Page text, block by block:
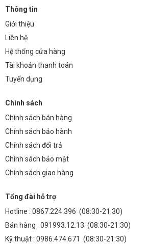
Thông tin
Giới thiệu
Liên hệ
Hệ thống cửa hàng
Tài khoản thanh toán
Tuyển dụng
Chính sách
Chính sách bán hàng
Chính sách bảo hành
Chính sách đổi trả
Chính sách bảo mật
Chính sách giao hàng
Tổng đài hỗ trợ
Hotline : 0867.224.396 (08:30-21:30)
Bán hàng : 091993.12.13 (08:30-21:30)
Kỹ thuật : 0986.474.671 (08:30-21:30)